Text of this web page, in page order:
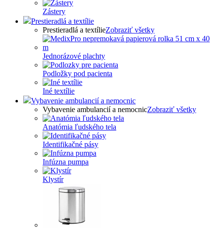
Zástery
Prestieradlá a textílie
Prestieradlá a textílieZobraziť všetky
Jednorázové plachty
Podložky pod pacienta
Iné textílie
Vybavenie ambulancií a nemocnic
Vybavenie ambulancií a nemocnicZobraziť všetky
Anatómia ľudského tela
Identifikačné pásy
Infúzna pumpa
Klystír